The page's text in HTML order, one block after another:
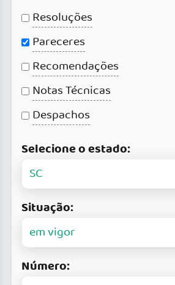
Resoluções
Pareceres
Recomendações
Notas Técnicas
Despachos
Selecione o estado:
Situação:
Número: